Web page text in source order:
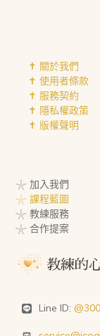
✝︎ 關於我們
✝︎ 使用者條款
✝︎ 服務契約
✝︎ 隱私權政策
✝︎ 版權聲明
𓇼 加入我們
𓇼 課程藍圖
𓇼 教練服務
𓇼 合作提案
Line ID: